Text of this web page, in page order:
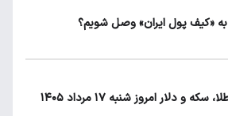
«کیف پول ایران» وصل شویم؟
و دلار امروز شنبه ۱۷ مرداد ۱۴۰۵